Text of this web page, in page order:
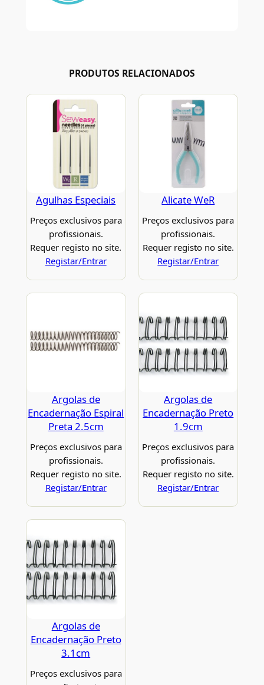
PRODUTOS RELACIONADOS
Agulhas Especiais
Preços exclusivos para
profissionais.
Requer registo no site.
Registar/Entrar
Alicate WeR
Preços exclusivos para
profissionais.
Requer registo no site.
Registar/Entrar
Argolas de
Encadernação Espiral
Preta 2.5cm
Preços exclusivos para
profissionais.
Requer registo no site.
Registar/Entrar
Argolas de
Encadernação Preto
1.9cm
Preços exclusivos para
profissionais.
Requer registo no site.
Registar/Entrar
Argolas de
Encadernação Preto
3.1cm
Preços exclusivos para